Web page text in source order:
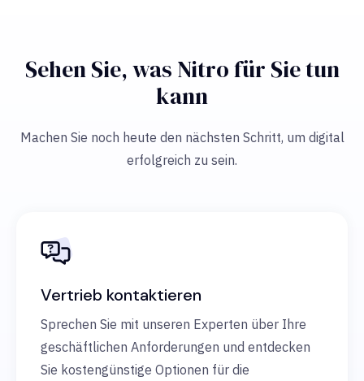
Sehen Sie, was Nitro für Sie tun
kann
Machen Sie noch heute den nächsten Schritt, um digital
erfolgreich zu sein.
Vertrieb kontaktieren
Sprechen Sie mit unseren Experten über Ihre
geschäftlichen Anforderungen und entdecken
Sie kostengünstige Optionen für die